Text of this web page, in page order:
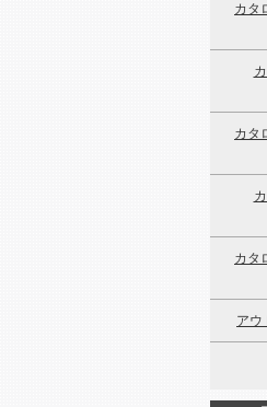
カタ
カタ
カタ
アウ